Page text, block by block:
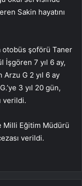
Sakin hayatını
otobüs şoförü Taner
İşgören 7 yıl 6 ay,
G 2 yıl 6 ay
3 yıl 20 gün,
verildi.
Milli Eğitim Müdürü
verildi.